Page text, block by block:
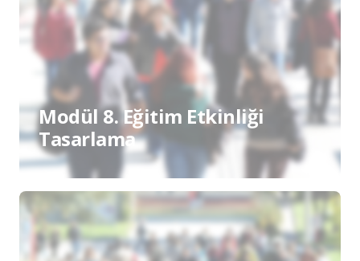
Modül 8. Eğitim Etkinliği
Tasarlama